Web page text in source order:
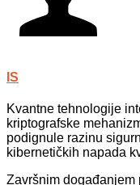
IS
Kvantne tehnologije
kriptografske
podignule razinu
kibernetičkih napada
Završnim događanjem